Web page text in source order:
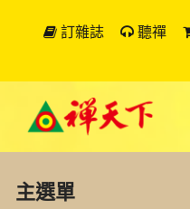
訂雜誌 聽禪
主選單